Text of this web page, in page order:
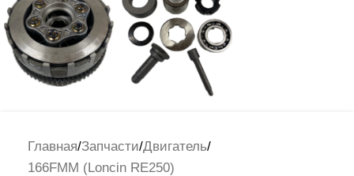
Главная/Запчасти/Двигатель/
166FMM (Loncin RE250)